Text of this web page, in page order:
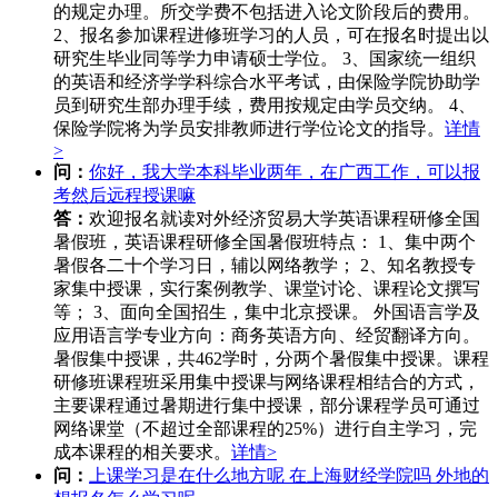
的规定办理。所交学费不包括进入论文阶段后的费用。
2、报名参加课程进修班学习的人员，可在报名时提出以
研究生毕业同等学力申请硕士学位。 3、国家统一组织
的英语和经济学学科综合水平考试，由保险学院协助学
员到研究生部办理手续，费用按规定由学员交纳。 4、
保险学院将为学员安排教师进行学位论文的指导。 详情
>
问： 你好，我大学本科毕业两年，在广西工作，可以报
考然后远程授课嘛
答： 欢迎报名就读对外经济贸易大学英语课程研修全国
暑假班，英语课程研修全国暑假班特点： 1、集中两个
暑假各二十个学习日，辅以网络教学； 2、知名教授专
家集中授课，实行案例教学、课堂讨论、课程论文撰写
等； 3、面向全国招生，集中北京授课。 外国语言学及
应用语言学专业方向：商务英语方向、经贸翻译方向。
暑假集中授课，共462学时，分两个暑假集中授课。课程
研修班课程班采用集中授课与网络课程相结合的方式，
主要课程通过暑期进行集中授课，部分课程学员可通过
网络课堂（不超过全部课程的25%）进行自主学习，完
成本课程的相关要求。 详情>
问：
上课学习是在什么地方呢 在上海财经学院吗 外地的